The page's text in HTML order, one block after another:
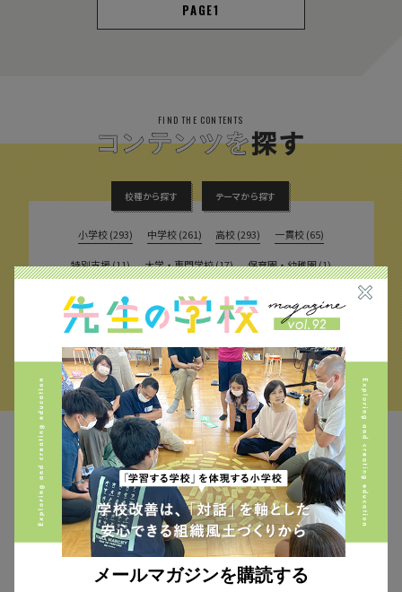
1
FIND THE CONTENTS
校種から探す テーマから探す
小学校 (293) 中学校 (261) 高校 (293) 一貫校 (65)
特別支援 (11) 大学・専門学校 (17) 保育園・幼稚園 (1)
民間企業 (63) 公立 (347) 私立 (356)
オルタナティブスクール (18) 教育委員会 (4)
MAIL MAGAZINE
イベント、記事などの最新情報をお届け！
メールマガジンを購読する